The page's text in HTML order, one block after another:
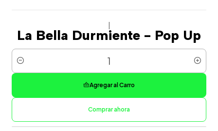
La Bella Durmiente - Pop Up
Cantidad
Agregar al Carro
Comprar ahora